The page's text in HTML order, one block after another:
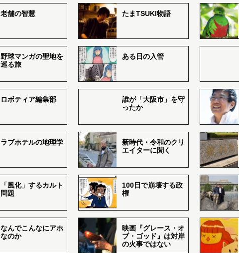
老舗の智慧 たまTSUKI物語
野球マンガの聖地を
巡る旅
ある日の入管
ロボティア編集部
誰が「大阪市」を守
ったか
ラブホテルの地理学
新時代・令和のクリ
エイターに聞く
「風化」するカルト
問題
100日で崩壊する政
権
なんでこんなにアホ
なのか
映画『グレース・オ
ブ・ゴッド』は対岸
の火事ではない